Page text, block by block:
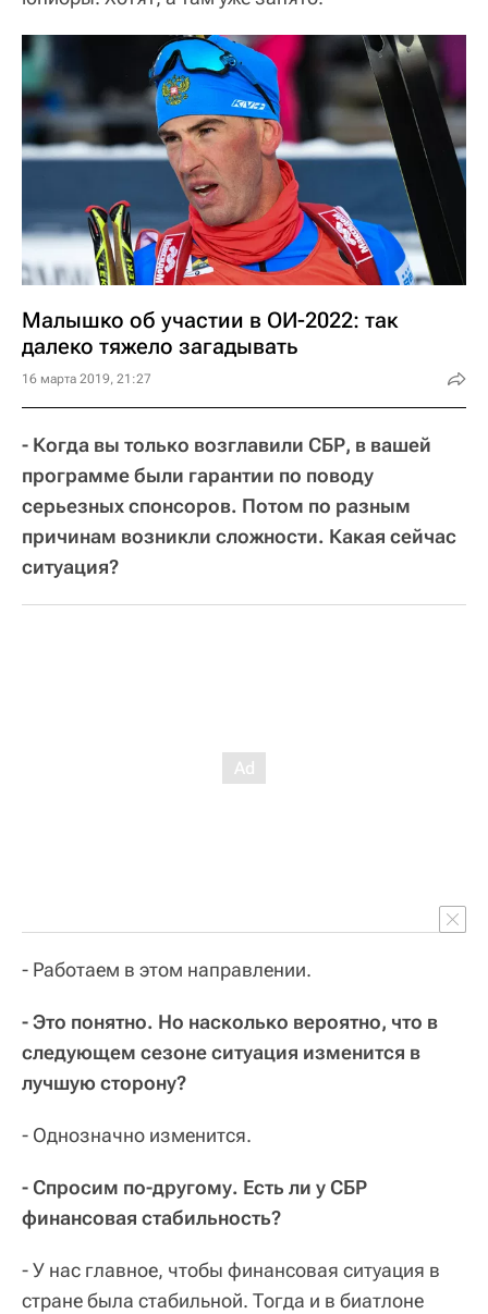
Малышко об участии в ОИ-2022: так
далеко тяжело загадывать
16 марта 2019, 21:27
- Когда вы только возглавили СБР, в вашей
программе были гарантии по поводу
серьезных спонсоров. Потом по разным
причинам возникли сложности. Какая сейчас
ситуация?
- Работаем в этом направлении.
- Это понятно. Но насколько вероятно, что в
следующем сезоне ситуация изменится в
лучшую сторону?
- Однозначно изменится.
- Спросим по-другому. Есть ли у СБР
финансовая стабильность?
- У нас главное, чтобы финансовая ситуация в
стране была стабильной. Тогда и в биатлоне